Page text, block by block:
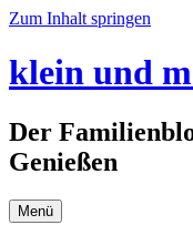
Zum Inhalt springen
klein und
Der
Genießen
Menü